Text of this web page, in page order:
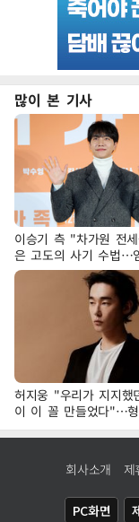
많이 본 기사
이승기 측 "차가원 전
은 고도의 사기 수법…
허지웅 "우리가 지지했
이 이 꼴 만들었다"…
에 격한 반응
회사소개
PC화면